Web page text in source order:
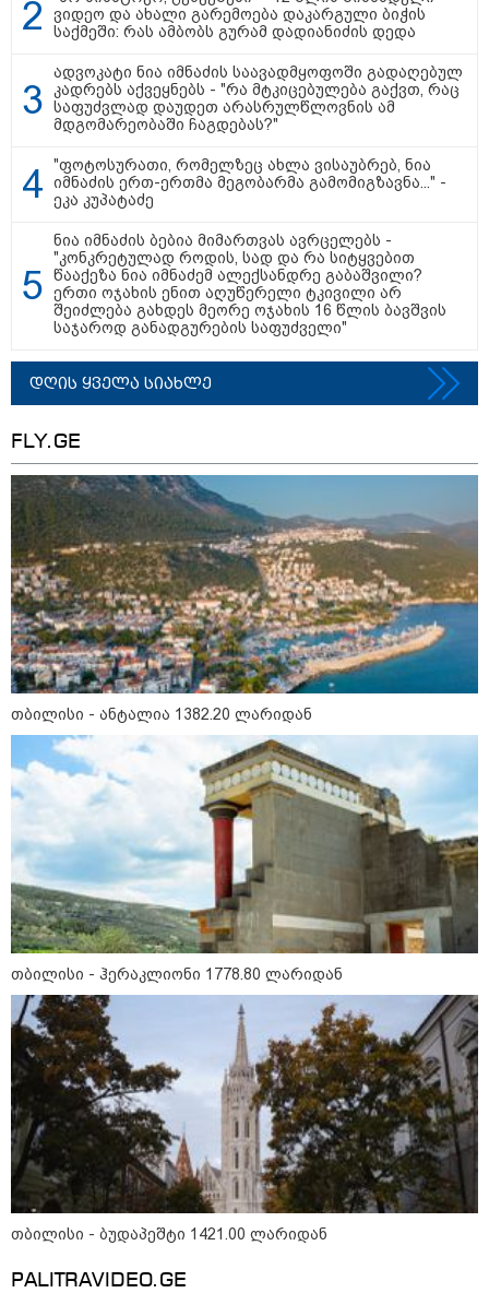
12:34 / 08-08-2026
რას აცხადებს ირაკლი კობახიძე
ელექტროენერგიის რამდენჯერმე
19:32 / 08-08-2026
"სიმბოლურია, რომ კობახიძის
მოღალატეობრივი განცხადება
საქართველოს
თავისუფლებისთვის შეწირული
გაკეთდა" - "ნაციონალური
მოძრაობა"
"მკაცრად ვგმობთ ირაკლი
კობახიძის განცხადებას" -
"კოალიცია ცვლილებისთვის"
16:33 / 08-08-2026
"გიორგი ბარამიძემ რაღაც
არასწორად ჩამოაყალიბა,
მაგრამ ნამდვილად არ
ეკუთვნის წიხლი ივანიშვილის
ღალატზე დაფუძნებული
დიქტატურის მსახურებისგან" -
მიხეილ სააკაშვილი
16:22 / 08-08-2026
"აი, ეს არის სამშობლოს
ღალატი" - როგორ ეხმაურება
ნიკა გვარამია აგვისტოს ომთან
დაკავშირებით ირაკლი
კობახიძის განცხადებას?
კატეგორიის ყველა სიახლე
„გაჩნდა მოთხოვნა სააგარაკე
მიწის ნაკვეთებზე“ - როგორ
იცვლება უძრავი ქონების ბაზარი
„გადავწყვიტეთ, უკვე
მონახულების შესაძლებლობა
ვიდეო და ახალი გარემოება დაკარგული ბიჭის
საქმეში: რას ამბობს გურამ დადიანიძის დედა
ადვოკატი ნია იმნაძის საავადმყოფოში გადაღებულ
კადრებს აქვეყნებს - "რა მტკიცებულება გაქვთ, რაც
საფუძვლად დაუდეთ არასრულწლოვნის ამ
მდგომარეობაში ჩაგდებას?"
"ფოტოსურათი, რომელზეც ახლა ვისაუბრებ, ნია
იმნაძის ერთ-ერთმა მეგობარმა გამომიგზავნა..." -
ეკა კუპატაძე
ნია იმნაძის ბებია მიმართვას ავრცელებს -
"კონკრეტულად როდის, სად და რა სიტყვებით
წააქეზა ნია იმნაძემ ალექსანდრე გაბაშვილი?
ერთი ოჯახის ენით აღუწერელი ტკივილი არ
შეიძლება გახდეს მეორე ოჯახის 16 წლის ბავშვის
საჯაროდ განადგურების საფუძველი"
დღის ყველა სიახლე
FLY.GE
თბილისი - ანტალია 1382.20 ლარიდან
თბილისი - ჰერაკლიონი 1778.80 ლარიდან
თბილისი - ბუდაპეშტი 1421.00 ლარიდან
PALITRAVIDEO.GE